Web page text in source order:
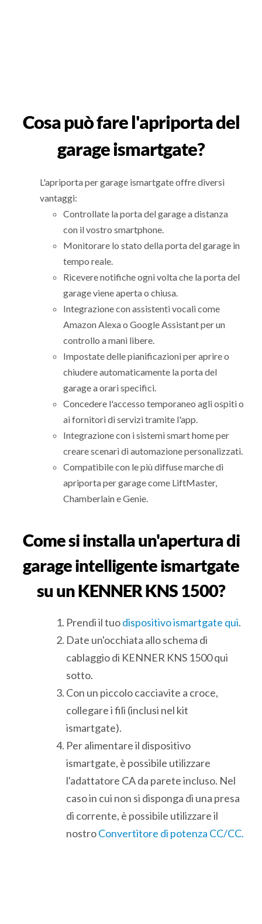
Cosa può fare l'apriporta del
garage ismartgate?
L'apriporta per garage ismartgate offre diversi
vantaggi:
Controllate la porta del garage a distanza
con il vostro smartphone.
Monitorare lo stato della porta del garage in
tempo reale.
Ricevere notifiche ogni volta che la porta del
garage viene aperta o chiusa.
Integrazione con assistenti vocali come
Amazon Alexa o Google Assistant per un
controllo a mani libere.
Impostate delle pianificazioni per aprire o
chiudere automaticamente la porta del
garage a orari specifici.
Concedere l'accesso temporaneo agli ospiti o
ai fornitori di servizi tramite l'app.
Integrazione con i sistemi smart home per
creare scenari di automazione personalizzati.
Compatibile con le più diffuse marche di
apriporta per garage come LiftMaster,
Chamberlain e Genie.
Come si installa un'apertura di
garage intelligente ismartgate
su un KENNER KNS 1500?
Prendi il tuodispositivo ismartgate qui.
Date un'occhiata allo schema di
cablaggio di KENNER KNS 1500 qui
sotto.
Con un piccolo cacciavite a croce,
collegare i fili (inclusi nel kit
ismartgate).
Per alimentare il dispositivo
ismartgate, è possibile utilizzare
l'adattatore CA da parete incluso. Nel
caso in cui non si disponga di una presa
di corrente, è possibile utilizzare il
nostroConvertitore di potenza CC/CC.